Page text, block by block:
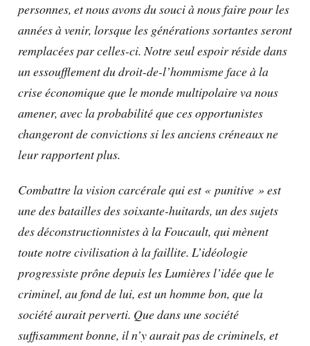
personnes, et nous avons du souci à nous faire pour les
années à venir, lorsque les générations sortantes seront
remplacées par celles-ci. Notre seul espoir réside dans
un essoufflement du droit-de-l’hommisme face à la
crise économique que le monde multipolaire va nous
amener, avec la probabilité que ces opportunistes
changeront de convictions si les anciens créneaux ne
leur rapportent plus.
Combattre la vision carcérale qui est « punitive » est
une des batailles des soixante-huitards, un des sujets
des déconstructionnistes à la Foucault, qui mènent
toute notre civilisation à la faillite. L’idéologie
progressiste prône depuis les Lumières l’idée que le
criminel, au fond de lui, est un homme bon, que la
société aurait perverti. Que dans une société
suffisamment bonne, il n’y aurait pas de criminels, et